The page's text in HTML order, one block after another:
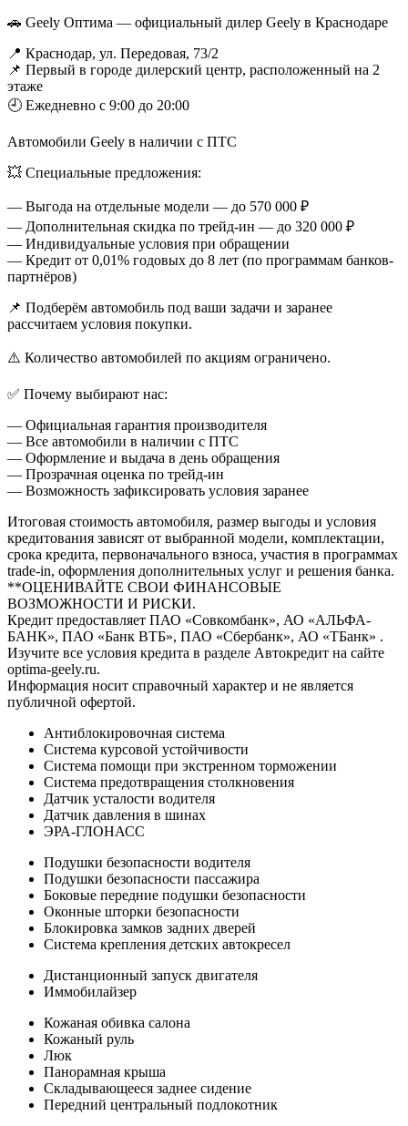
🚗 Geely Оптима — официальный дилер Geely в Краснодаре
📍 Краснодар, ул. Передовая, 73/2
📌 Первый в городе дилерский центр, расположенный на 2
этаже
🕘 Ежедневно с 9:00 до 20:00
Автомобили Geely в наличии с ПТС
💥 Специальные предложения:
— Выгода на отдельные модели — до 570 000 ₽
— Дополнительная скидка по трейд-ин — до 320 000 ₽
— Индивидуальные условия при обращении
— Кредит от 0,01% годовых до 8 лет (по программам банков-
партнёров)
📌 Подберём автомобиль под ваши задачи и заранее
рассчитаем условия покупки.
⚠️ Количество автомобилей по акциям ограничено.
✅ Почему выбирают нас:
— Официальная гарантия производителя
— Все автомобили в наличии с ПТС
— Оформление и выдача в день обращения
— Прозрачная оценка по трейд-ин
— Возможность зафиксировать условия заранее
Итоговая стоимость автомобиля, размер выгоды и условия
кредитования зависят от выбранной модели, комплектации,
срока кредита, первоначального взноса, участия в программах
trade-in, оформления дополнительных услуг и решения банка.
**ОЦЕНИВАЙТЕ СВОИ ФИНАНСОВЫЕ
ВОЗМОЖНОСТИ И РИСКИ.
Кредит предоставляет ПАО «Совкомбанк», АО «АЛЬФА-
БАНК», ПАО «Банк ВТБ», ПАО «Сбербанк», АО «ТБанк» .
Изучите все условия кредита в разделе Автокредит на сайте
optima-geely.ru.
Информация носит справочный характер и не является
публичной офертой.
Антиблокировочная система
Система курсовой устойчивости
Система помощи при экстренном торможении
Система предотвращения столкновения
Датчик усталости водителя
Датчик давления в шинах
ЭРА-ГЛОНАСС
Подушки безопасности водителя
Подушки безопасности пассажира
Боковые передние подушки безопасности
Оконные шторки безопасности
Блокировка замков задних дверей
Система крепления детских автокресел
Дистанционный запуск двигателя
Иммобилайзер
Кожаная обивка салона
Кожаный руль
Люк
Панорамная крыша
Складывающееся заднее сидение
Передний центральный подлокотник